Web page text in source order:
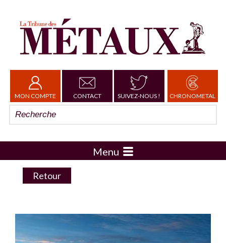
MON COMPTE CONTACT SUIVEZ-NOUS ! CHRONOMETAL
Menu
Retour